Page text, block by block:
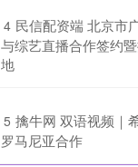
4 民信配资端 北京市
与综艺直播合作签约
地
5 擒牛网 双语视频｜
罗马尼亚合作